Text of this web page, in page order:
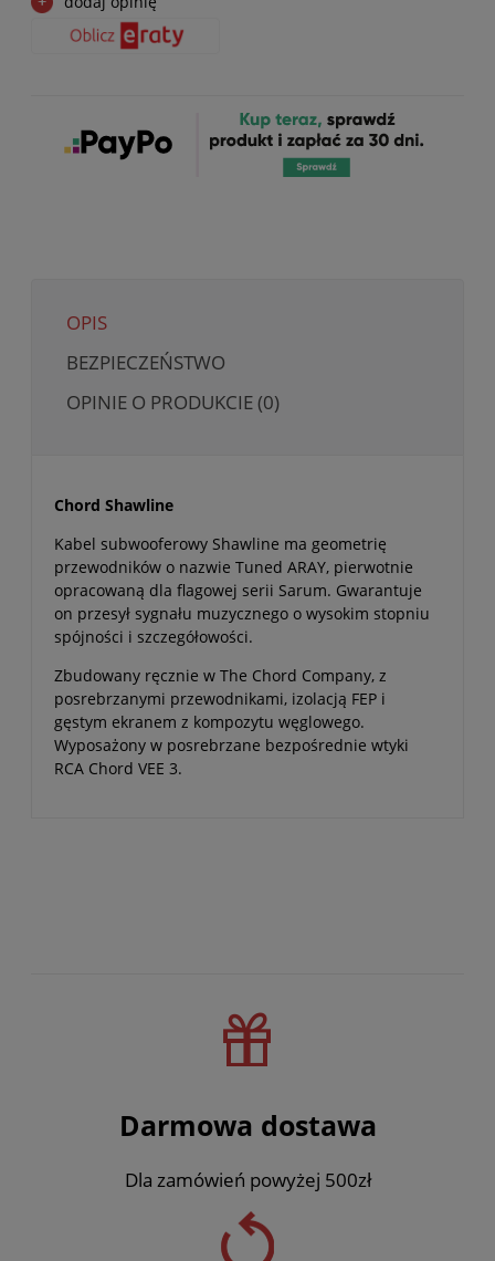
OPIS
BEZPIECZEŃSTWO
OPINIE O PRODUKCIE (0)
Chord Shawline
Kabel subwooferowy Shawline ma geometrię
przewodników o nazwie Tuned ARAY, pierwotnie
opracowaną dla flagowej serii Sarum. Gwarantuje
on przesył sygnału muzycznego o wysokim stopniu
spójności i szczegółowości.
Zbudowany ręcznie w The Chord Company, z
posrebrzanymi przewodnikami, izolacją FEP i
gęstym ekranem z kompozytu węglowego.
Wyposażony w posrebrzane bezpośrednie wtyki
RCA Chord VEE 3.
Darmowa dostawa
Dla zamówień powyżej 500zł